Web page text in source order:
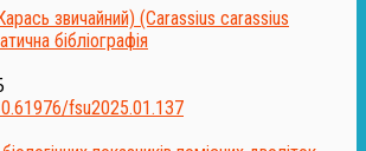
fsu2025.01.137